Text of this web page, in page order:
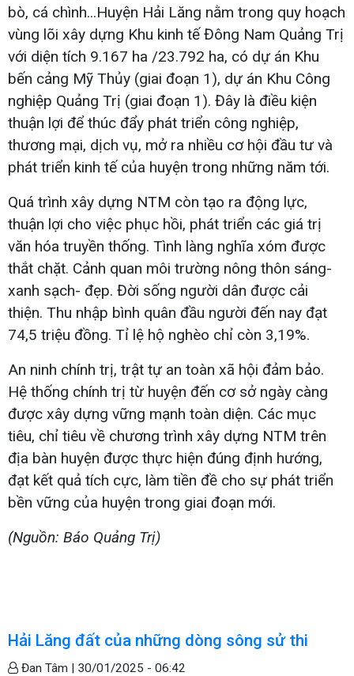
bò, cá chình...Huyện Hải Lăng nằm trong quy hoạch
vùng lõi xây dựng Khu kinh tế Đông Nam Quảng Trị
với diện tích 9.167 ha /23.792 ha, có dự án Khu
bến cảng Mỹ Thủy (giai đoạn 1), dự án Khu Công
nghiệp Quảng Trị (giai đoạn 1). Đây là điều kiện
thuận lợi để thúc đẩy phát triển công nghiệp,
thương mại, dịch vụ, mở ra nhiều cơ hội đầu tư và
phát triển kinh tế của huyện trong những năm tới.
Quá trình xây dựng NTM còn tạo ra động lực,
thuận lợi cho việc phục hồi, phát triển các giá trị
văn hóa truyền thống. Tình làng nghĩa xóm được
thắt chặt. Cảnh quan môi trường nông thôn sáng-
xanh sạch- đẹp. Đời sống người dân được cải
thiện. Thu nhập bình quân đầu người đến nay đạt
74,5 triệu đồng. Tỉ lệ hộ nghèo chỉ còn 3,19%.
An ninh chính trị, trật tự an toàn xã hội đảm bảo.
Hệ thống chính trị từ huyện đến cơ sở ngày càng
được xây dựng vững mạnh toàn diện. Các mục
tiêu, chỉ tiêu về chương trình xây dựng NTM trên
địa bàn huyện được thực hiện đúng định hướng,
đạt kết quả tích cực, làm tiền đề cho sự phát triển
bền vững của huyện trong giai đoạn mới.
(Nguồn: Báo Quảng Trị)
Hải Lăng đất của những dòng sông sử thi
Đan Tâm | 30/01/2025 - 06:42